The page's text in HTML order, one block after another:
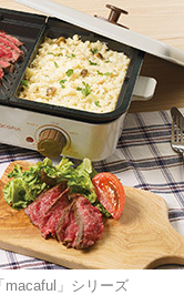
macaful」シリーズ